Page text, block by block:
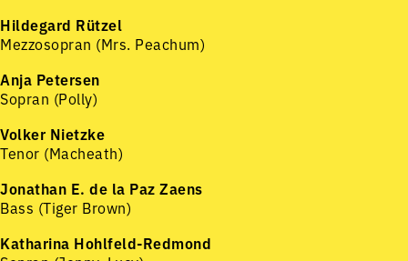
Hildegard Rützel
Mezzosopran (Mrs. Peachum)
Anja Petersen
Sopran (Polly)
Volker Nietzke
Tenor (Macheath)
Jonathan E. de la Paz Zaens
Bass (Tiger Brown)
Katharina Hohlfeld-Redmond